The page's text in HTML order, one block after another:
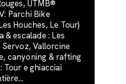
UTMB®
Parchi Bike
Houches, Le Tour)
& escalade : Les
Servoz, Vallorcine
canyoning & rafting
Tour e ghiacciai